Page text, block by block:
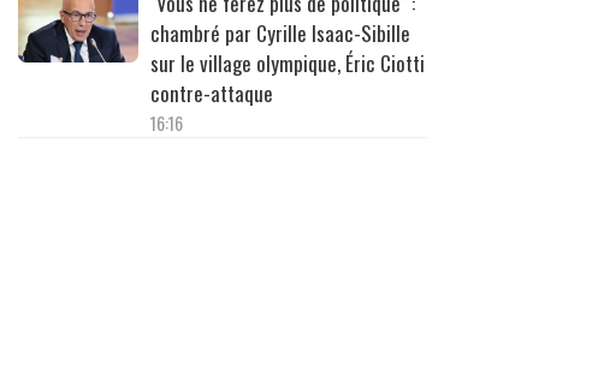
chambré par Cyrille Isaac-Sibille
sur le village olympique, Éric Ciotti
contre-attaque
16:16